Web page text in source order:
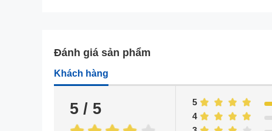
Đánh giá sản phẩm
Khách hàng
5 / 5 4
5